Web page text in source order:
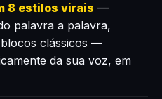
8 estilos virais —
palavra a palavra,
clássicos —
da sua voz, em